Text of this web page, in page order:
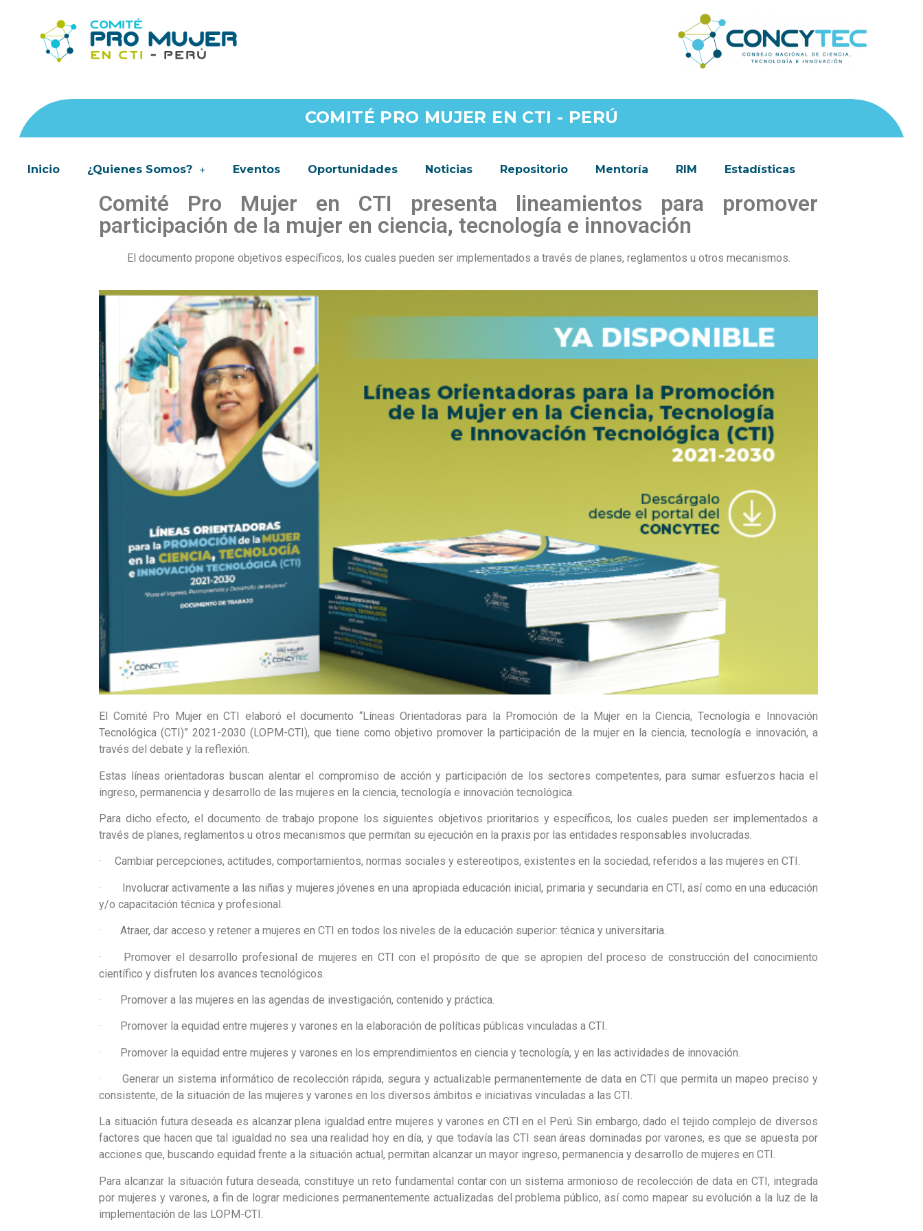
COMITÉ PRO MUJER EN CTI - PERÚ
Inicio ¿Quienes Somos? Eventos Oportunidades Noticias Repositorio Mentoría RIM Estadísticas
Comité Pro Mujer en CTI presenta lineamientos para promover
participación de la mujer en ciencia, tecnología e innovación
El documento propone objetivos específicos, los cuales pueden ser implementados a través de planes, reglamentos u otros mecanismos.
El Comité Pro Mujer en CTI elaboró el documento “Líneas Orientadoras para la Promoción de la Mujer en la Ciencia, Tecnología e Innovación
Tecnológica (CTI)” 2021-2030 (LOPM-CTI), que tiene como objetivo promover la participación de la mujer en la ciencia, tecnología e innovación, a
través del debate y la reflexión.
Estas líneas orientadoras buscan alentar el compromiso de acción y participación de los sectores competentes, para sumar esfuerzos hacia el
ingreso, permanencia y desarrollo de las mujeres en la ciencia, tecnología e innovación tecnológica.
Para dicho efecto, el documento de trabajo propone los siguientes objetivos prioritarios y específicos, los cuales pueden ser implementados a
través de planes, reglamentos u otros mecanismos que permitan su ejecución en la praxis por las entidades responsables involucradas.
· Cambiar percepciones, actitudes, comportamientos, normas sociales y estereotipos, existentes en la sociedad, referidos a las mujeres en CTI.
· Involucrar activamente a las niñas y mujeres jóvenes en una apropiada educación inicial, primaria y secundaria en CTI, así como en una educación
y/o capacitación técnica y profesional.
· Atraer, dar acceso y retener a mujeres en CTI en todos los niveles de la educación superior: técnica y universitaria.
· Promover el desarrollo profesional de mujeres en CTI con el propósito de que se apropien del proceso de construcción del conocimiento
científico y disfruten los avances tecnológicos.
· Promover a las mujeres en las agendas de investigación, contenido y práctica.
· Promover la equidad entre mujeres y varones en la elaboración de políticas públicas vinculadas a CTI.
· Promover la equidad entre mujeres y varones en los emprendimientos en ciencia y tecnología, y en las actividades de innovación.
· Generar un sistema informático de recolección rápida, segura y actualizable permanentemente de data en CTI que permita un mapeo preciso y
consistente, de la situación de las mujeres y varones en los diversos ámbitos e iniciativas vinculadas a las CTI.
La situación futura deseada es alcanzar plena igualdad entre mujeres y varones en CTI en el Perú. Sin embargo, dado el tejido complejo de diversos
factores que hacen que tal igualdad no sea una realidad hoy en día, y que todavía las CTI sean áreas dominadas por varones, es que se apuesta por
acciones que, buscando equidad frente a la situación actual, permitan alcanzar un mayor ingreso, permanencia y desarrollo de mujeres en CTI.
Para alcanzar la situación futura deseada, constituye un reto fundamental contar con un sistema armonioso de recolección de data en CTI, integrada
por mujeres y varones, a fin de lograr mediciones permanentemente actualizadas del problema público, así como mapear su evolución a la luz de la
implementación de las LOPM-CTI.